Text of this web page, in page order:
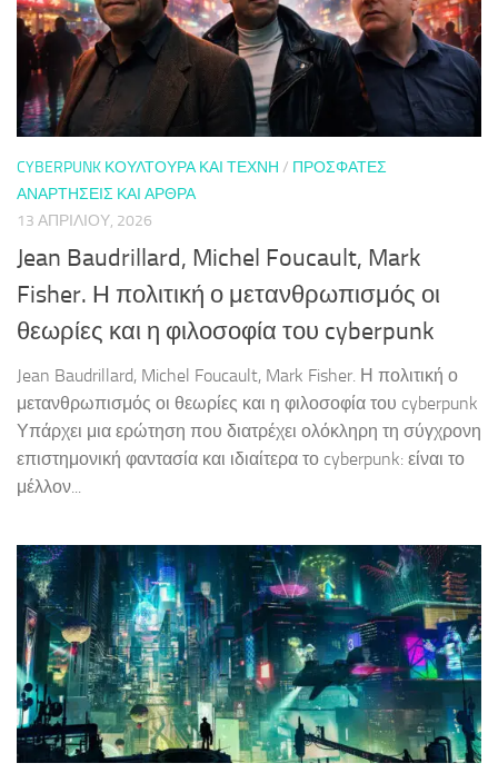
CYBERPUNK ΚΟΥΛΤΟΎΡΑ ΚΑΙ ΤΈΧΝΗ / ΠΡΌΣΦΑΤΕΣ
ΑΝΑΡΤΉΣΕΙΣ ΚΑΙ ΆΡΘΡΑ
13 ΑΠΡΙΛΊΟΥ, 2026
Jean Baudrillard, Michel Foucault, Mark
Fisher. Η πολιτική ο μετανθρωπισμός οι
θεωρίες και η φιλοσοφία του cyberpunk
Jean Baudrillard, Michel Foucault, Mark Fisher. Η πολιτική ο
μετανθρωπισμός οι θεωρίες και η φιλοσοφία του cyberpunk
Υπάρχει μια ερώτηση που διατρέχει ολόκληρη τη σύγχρονη
επιστημονική φαντασία και ιδιαίτερα το cyberpunk: είναι το
μέλλον...